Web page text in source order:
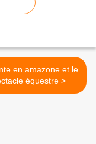
en amazone et le
spectacle équestre >